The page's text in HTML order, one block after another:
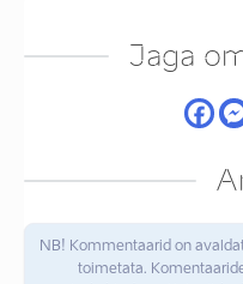
Jaga
NB! Kommentaarid on
toimetata.